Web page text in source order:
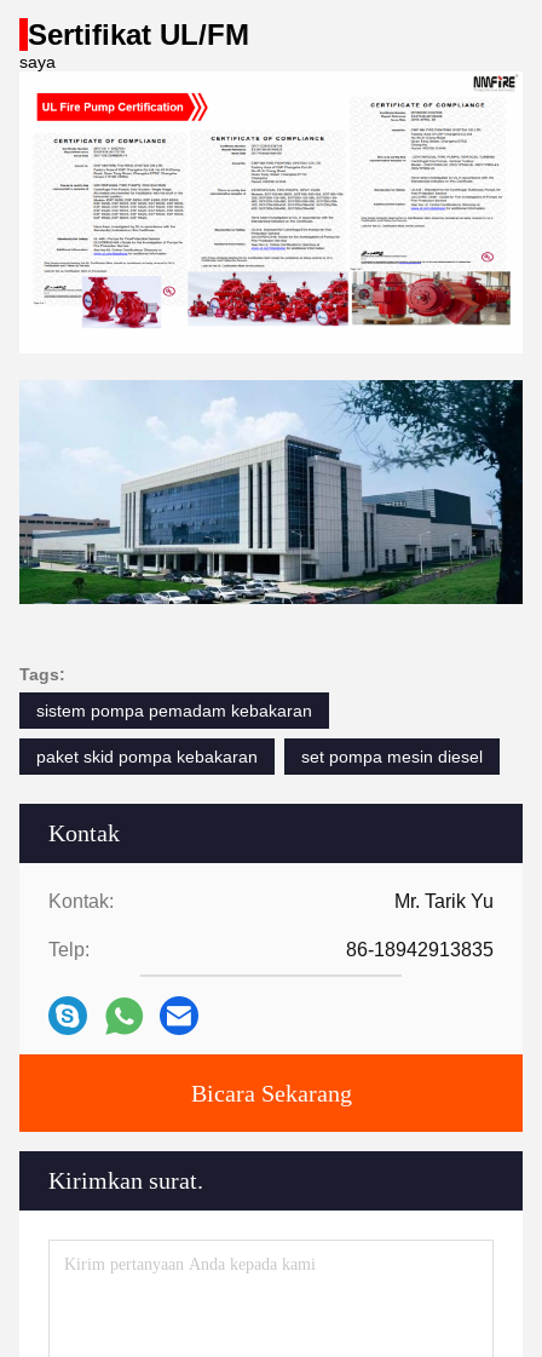
Kontak
Kontak: Mr. Tarik Yu
Telp: 86-18942913835
Bicara Sekarang
Kirimkan surat.
Sertifikat UL/FM
saya
Tags:
sistem pompa pemadam kebakaran
paket skid pompa kebakaran set pompa mesin diesel